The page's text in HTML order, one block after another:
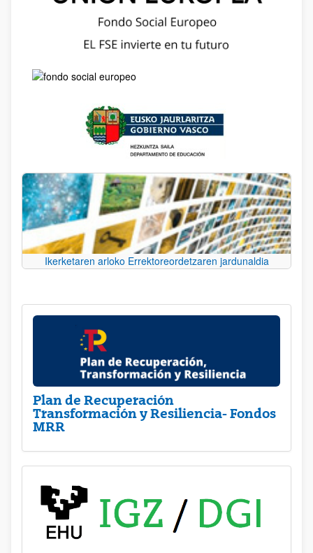
Ikerketaren arloko Errektoreordetzaren jardunaldia
Plan de Recuperación
Transformación y Resiliencia- Fondos
MRR